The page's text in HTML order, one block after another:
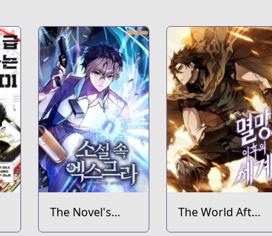
The Novel's
Extra
The World After
the Fall